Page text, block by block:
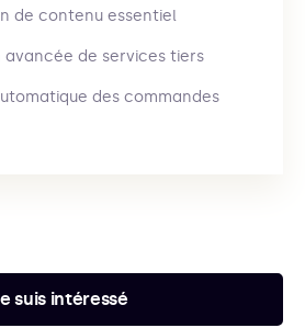
de contenu essentiel
de services tiers
des commandes
suis intéressé